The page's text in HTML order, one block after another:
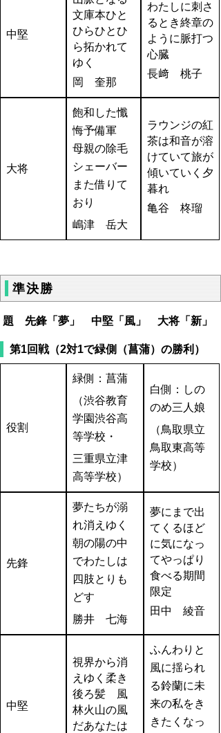
中堅
文庫本ひと
ひらひとひ
ら拓かれて
ゆく
岡 奎那
わたしに刺さ
るとき終章の
ように脈打つ
心臓
長﨑 桃子
大将
飽和した懺
悔予備軍
母親の除毛
シェーバー
また借りて
おり
嶋津 岳大
ラウンジの紅
茶は和音が溶
けていて旅が
傾いていく夕
暮れ
亀谷 柊瑠
準決勝
題 先鋒「夢」 中堅「風」 大将「新」
第1回戦（2対1で緑側（菖蒲）の勝利）
役割
緑側：菖蒲
（渋谷教育
学園渋谷高
等学校・
三重県立津
高等学校）
白側：しの
のめ三人娘
（鳥取県立
鳥取東高等
学校）
先鋒
夢たちが溺
れ消えゆく
朝の陽の中
でわたしは
四肢とりも
どす
勝井 七海
夢にまで出
てくるほど
に気になっ
てやっぱり
食べる期間
限定
田中 綾音
中堅
視界から消
えゆく柔き
後ろ髪 風
林火山の風
だあなたは
ふんわりと
風に揺られ
る鈴蘭に未
来の私をき
きたくなっ